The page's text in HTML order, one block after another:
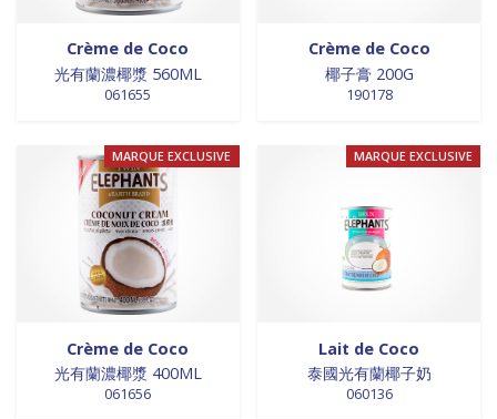
Crème de Coco
光有蘭濃椰漿 560ML
061655
Crème de Coco
椰子膏 200G
190178
MARQUE EXCLUSIVE
Crème de Coco
光有蘭濃椰漿 400ML
061656
MARQUE EXCLUSIVE
Lait de Coco
泰國光有蘭椰子奶
060136